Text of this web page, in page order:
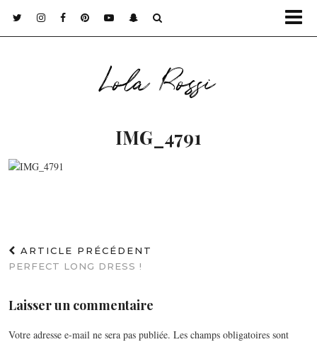
Lola Rossi
IMG_4791
ARTICLE PRÉCÉDENT
PERFECT LONG DRESS !
Laisser un commentaire
Votre adresse e-mail ne sera pas publiée. Les champs obligatoires sont